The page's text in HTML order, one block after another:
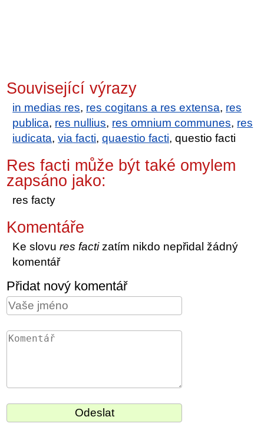
Související výrazy
in medias res, res cogitans a res extensa, res
publica, res nullius, res omnium communes, res
iudicata,via facti,quaestio facti, questio facti
Res facti může být také omylem
zapsáno jako:
res facty
Komentáře
Ke slovures factizatím nikdo nepřidal žádný
komentář
Přidat nový komentář